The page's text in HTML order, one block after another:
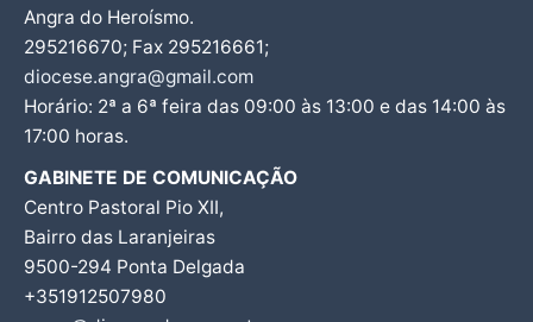
Angra do Heroísmo.
295216670; Fax 295216661;
diocese.angra@gmail.com
Horário: 2ª a 6ª feira das 09:00 às 13:00 e das 14:00 às
17:00 horas.
GABINETE DE COMUNICAÇÃO
Centro Pastoral Pio XII,
Bairro das Laranjeiras
9500-294 Ponta Delgada
+351912507980